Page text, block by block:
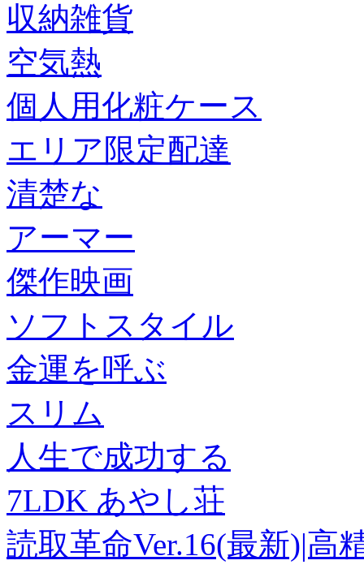
収納雑貨
空気熱
個人用化粧ケース
エリア限定配達
清楚な
アーマー
傑作映画
ソフトスタイル
金運を呼ぶ
スリム
人生で成功する
7LDK あやし荘
読取革命Ver.16(最新)|高